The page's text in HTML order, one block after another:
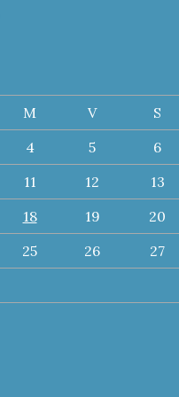
M V S
4 5 6
11 12 13
18 19 20
25 26 27